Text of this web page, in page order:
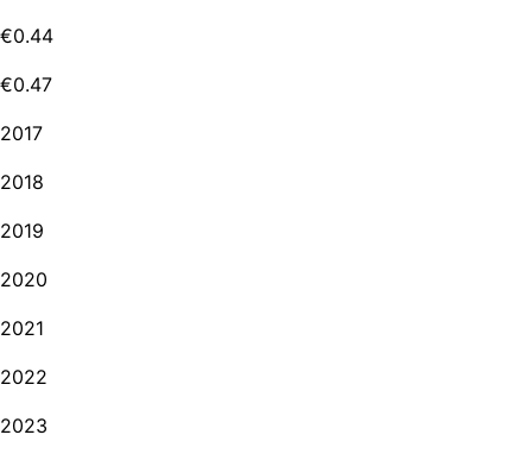
€0.44
€0.47
2017
2018
2019
2020
2021
2022
2023